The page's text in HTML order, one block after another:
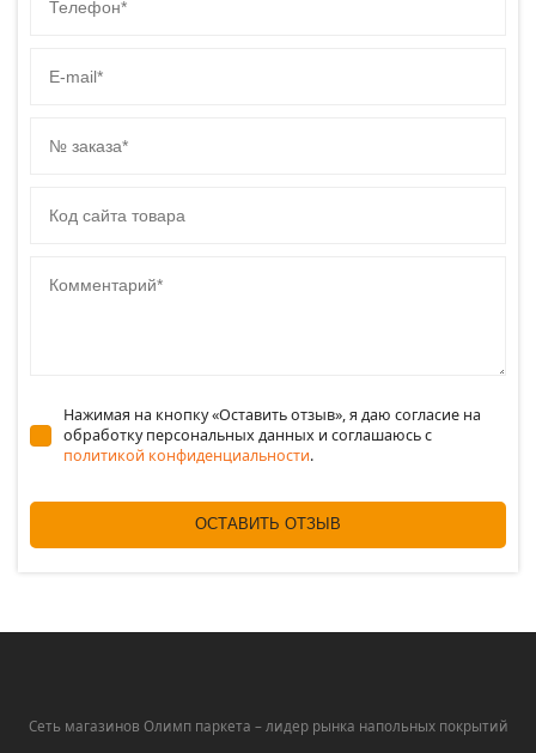
Нажимая на кнопку «Оставить отзыв», я даю согласие на
обработку персональных данных и соглашаюсь c
политикой конфиденциальности.
ОСТАВИТЬ ОТЗЫВ
Сеть магазинов Олимп паркета – лидер рынка напольных покрытий